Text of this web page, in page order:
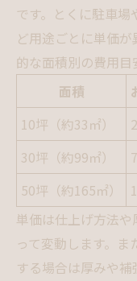
です。とくに駐車
ど用途ごとに単価
的な面積別の費用目
面積
10坪（約33㎡）
30坪（約99㎡）
50坪（約165㎡）
単価は仕上げ方法
って変動します。
する場合は厚みや